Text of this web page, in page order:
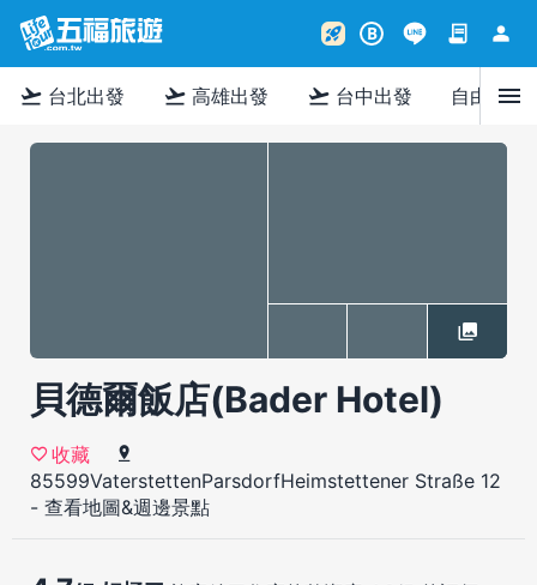
rocket_launch B contract person
flight_takeoff 台北出發 flight_takeoff 高雄出發 flight_takeoff 台中出發 自由行menu
貝德爾飯店(Bader Hotel)
收藏
85599VaterstettenParsdorfHeimstettener Straße 12
- 查看地圖&週邊景點